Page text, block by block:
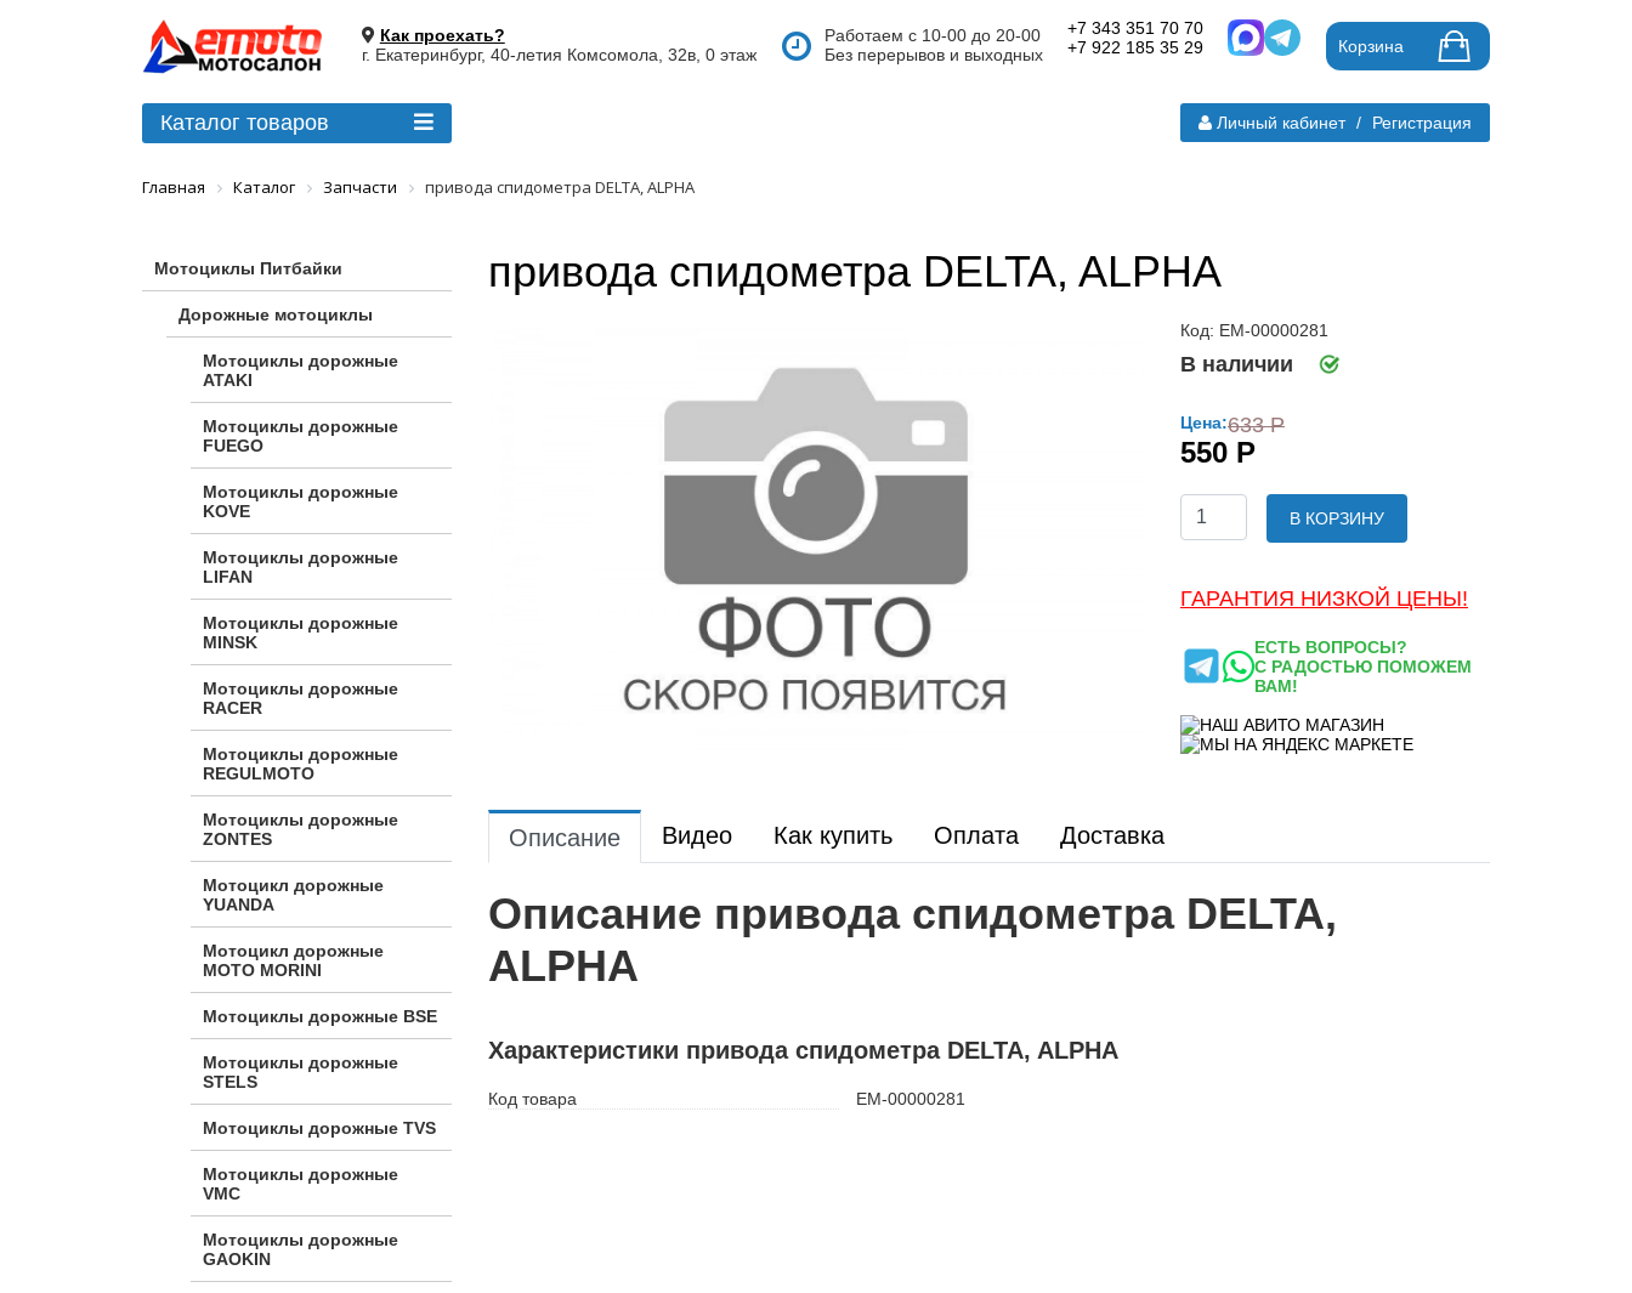
Как проехать?
г. Екатеринбург, 40-летия Комсомола, 32в, 0 этаж
Работаем с 10-00 до 20-00
Без перерывов и выходных
+7 343 351 70 70
+7 922 185 35 29
Корзина
Каталог товаров Личный кабинет / Регистрация
Главная Каталог Запчасти привода спидометра DELTA, ALPHA
Мотоциклы Питбайки
Дорожные мотоциклы
Мотоциклы дорожные
ATAKI
Мотоциклы дорожные
FUEGO
Мотоциклы дорожные
KOVE
Мотоциклы дорожные
LIFAN
Мотоциклы дорожные
MINSK
Мотоциклы дорожные
RACER
Мотоциклы дорожные
REGULMOTO
Мотоциклы дорожные
ZONTES
Мотоцикл дорожные
YUANDA
Мотоцикл дорожные
МОТО MORINI
Мотоциклы дорожные BSE
Мотоциклы дорожные
STELS
Мотоциклы дорожные TVS
Мотоциклы дорожные
VMC
Мотоциклы дорожные
GAOKIN
привода спидометра DELTA, ALPHA
Код: ЕМ-00000281
В наличии
Цена:633 Р
550 Р
В КОРЗИНУ
ГАРАНТИЯ НИЗКОЙ ЦЕНЫ!
ЕСТЬ ВОПРОСЫ?
С РАДОСТЬЮ ПОМОЖЕМ
ВАМ!
Описание Видео Как купить Оплата Доставка
Описание привода спидометра DELTA,
ALPHA
Характеристики привода спидометра DELTA, ALPHA
Код товара ЕМ-00000281